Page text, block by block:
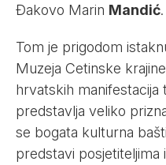
Đakovo Marin Mandić.
Tom je prigodom
Muzeja Cetinske
hrvatskih manifestacija
predstavlja veliko
se bogata kulturna
predstavi posjetiteljima